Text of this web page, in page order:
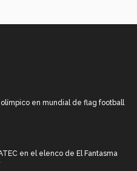
en mundial de flag football
en el elenco de El Fantasma